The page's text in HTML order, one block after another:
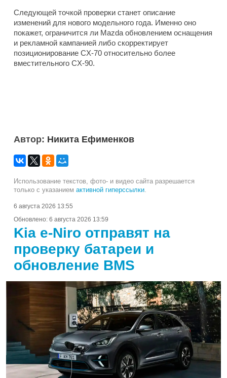
Следующей точкой проверки станет описание
изменений для нового модельного года. Именно оно
покажет, ограничится ли Mazda обновлением оснащения
и рекламной кампанией либо скорректирует
позиционирование CX-70 относительно более
вместительного CX-90.
Автор: Никита Ефименков
Использование текстов, фото- и видео сайта разрешается
только с указанием активной гиперссылки.
6 августа 2026 13:55
Обновлено: 6 августа 2026 13:59
Kia e-Niro отправят на
проверку батареи и
обновление BMS